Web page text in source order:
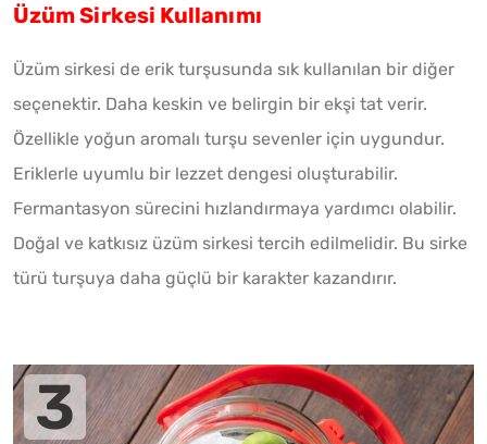
Üzüm Sirkesi Kullanımı
Üzüm sirkesi de erik turşusunda sık kullanılan bir diğer
seçenektir. Daha keskin ve belirgin bir ekşi tat verir.
Özellikle yoğun aromalı turşu sevenler için uygundur.
Eriklerle uyumlu bir lezzet dengesi oluşturabilir.
Fermantasyon sürecini hızlandırmaya yardımcı olabilir.
Doğal ve katkısız üzüm sirkesi tercih edilmelidir. Bu sirke
türü turşuya daha güçlü bir karakter kazandırır.